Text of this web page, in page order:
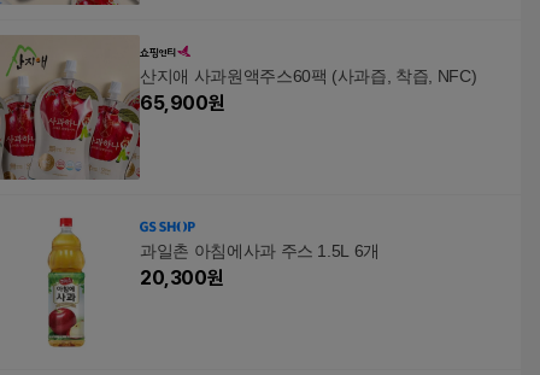
산지애 사과원액주스60팩 (사과즙, 착즙, NFC)
65,900원
과일촌 아침에사과 주스 1.5L 6개
20,300원